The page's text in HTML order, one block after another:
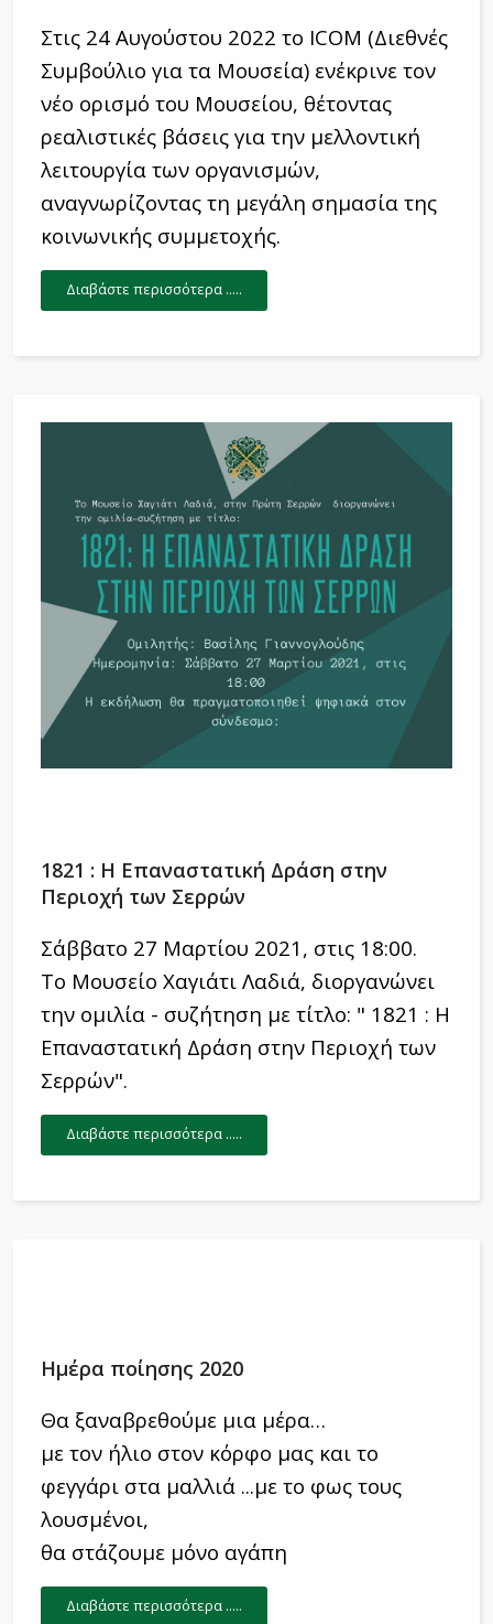
Στις 24 Αυγούστου 2022 το ICOM (Διεθνές
Συμβούλιο για τα Μουσεία) ενέκρινε τον
νέο ορισμό του Μουσείου, θέτοντας
ρεαλιστικές βάσεις για την μελλοντική
λειτουργία των οργανισμών,
αναγνωρίζοντας τη μεγάλη σημασία της
κοινωνικής συμμετοχής.
Διαβάστε περισσότερα .....
1821 : Η Επαναστατική Δράση στην
Περιοχή των Σερρών
Σάββατο 27 Μαρτίου 2021, στις 18:00.
Το Μουσείο Χαγιάτι Λαδιά, διοργανώνει
την ομιλία - συζήτηση με τίτλο: " 1821 : Η
Επαναστατική Δράση στην Περιοχή των
Σερρών".
Διαβάστε περισσότερα .....
Ημέρα ποίησης 2020
Θα ξαναβρεθούμε μια μέρα…
με τον ήλιο στον κόρφο μας και το
φεγγάρι στα μαλλιά ...με το φως τους
λουσμένοι,
θα στάζουμε μόνο αγάπη
Διαβάστε περισσότερα .....